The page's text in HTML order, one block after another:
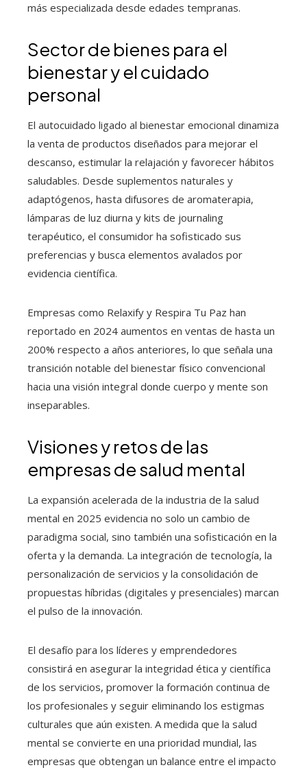
más especializada desde edades tempranas.
Sector de bienes para el
bienestar y el cuidado
personal
El autocuidado ligado al bienestar emocional dinamiza
la venta de productos diseñados para mejorar el
descanso, estimular la relajación y favorecer hábitos
saludables. Desde suplementos naturales y
adaptógenos, hasta difusores de aromaterapia,
lámparas de luz diurna y kits de journaling
terapéutico, el consumidor ha sofisticado sus
preferencias y busca elementos avalados por
evidencia científica.
Empresas como Relaxify y Respira Tu Paz han
reportado en 2024 aumentos en ventas de hasta un
200% respecto a años anteriores, lo que señala una
transición notable del bienestar físico convencional
hacia una visión integral donde cuerpo y mente son
inseparables.
Visiones y retos de las
empresas de salud mental
La expansión acelerada de la industria de la salud
mental en 2025 evidencia no solo un cambio de
paradigma social, sino también una sofisticación en la
oferta y la demanda. La integración de tecnología, la
personalización de servicios y la consolidación de
propuestas híbridas (digitales y presenciales) marcan
el pulso de la innovación.
El desafío para los líderes y emprendedores
consistirá en asegurar la integridad ética y científica
de los servicios, promover la formación continua de
los profesionales y seguir eliminando los estigmas
culturales que aún existen. A medida que la salud
mental se convierte en una prioridad mundial, las
empresas que obtengan un balance entre el impacto